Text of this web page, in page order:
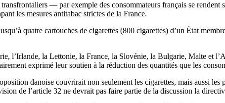
— par exemple des consommateurs français se
les mesures antitabac strictes de la France.
quatre cartouches de cigarettes (800 cigarettes) d’un État
l’Irlande, la Lettonie, la France, la Slovénie, la Bulgarie, Malte et
exprimé leur soutien à la réduction des quantités que les
danoise couvrirait non seulement les cigarettes, mais aussi
de l’article 32 ne devrait pas faire partie de la discussion la